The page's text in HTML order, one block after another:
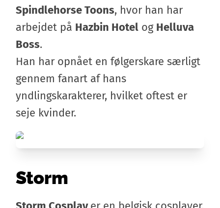
Spindlehorse Toons, hvor han har
arbejdet på Hazbin Hotel og Helluva
Boss.
Han har opnået en følgerskare særligt
gennem fanart af hans
yndlingskarakterer, hvilket oftest er
seje kvinder.
Storm